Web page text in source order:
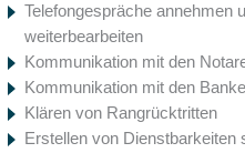
Telefongespräche annehmen
weiterbearbeiten
Kommunikation mit den
Kommunikation mit den
Klären von Rangrücktritten
Erstellen von Dienstbarkeiten